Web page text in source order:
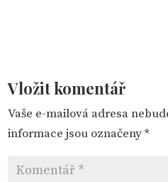
Vložit komentář
Vaše e-mailová adresa
informace jsou označeny*